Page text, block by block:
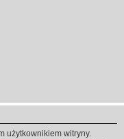
użytkownikiem witryny.